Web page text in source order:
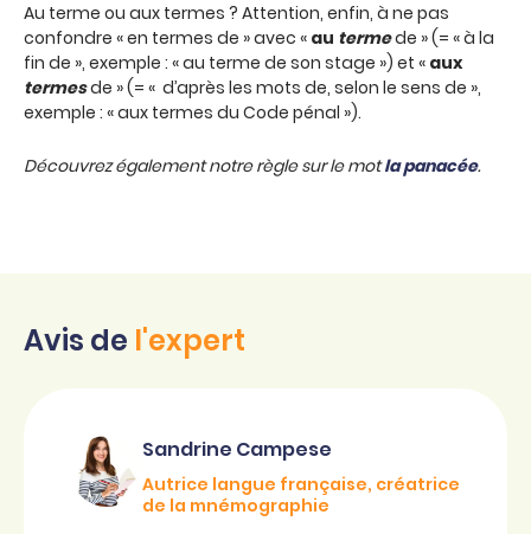
Au terme ou aux termes ? Attention, enfin, à ne pas
confondre « en termes de » avec « au termede » (= « à la
fin de », exemple : « au terme de son stage ») et « aux
termesde » (= « d’après les mots de, selon le sens de »,
exemple : « aux termes du Code pénal »).
Découvrez également notre règle sur le motla panacée.
Avis de l'expert
Sandrine Campese
Autrice langue française, créatrice
de la mnémographie